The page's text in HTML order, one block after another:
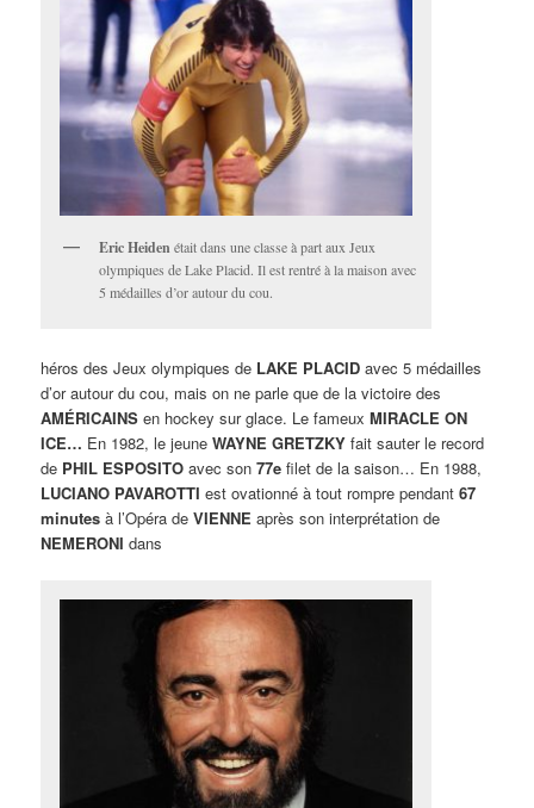
Eric Heiden était dans une classe à part aux Jeux
olympiques de Lake Placid. Il est rentré à la maison avec
5 médailles d’or autour du cou.
héros des Jeux olympiques de LAKE PLACID avec 5 médailles
d’or autour du cou, mais on ne parle que de la victoire des
AMÉRICAINS en hockey sur glace. Le fameuxMIRACLE ON
ICE… En 1982, le jeuneWAYNE GRETZKY fait sauter le record
de PHIL ESPOSITO avec son77e filet de la saison… En 1988,
LUCIANO PAVAROTTI est ovationné à tout rompre pendant67
minutes à l’Opéra deVIENNE après son interprétation de
NEMERONI dans